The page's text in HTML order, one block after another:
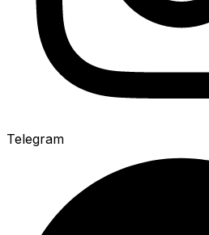
Telegram